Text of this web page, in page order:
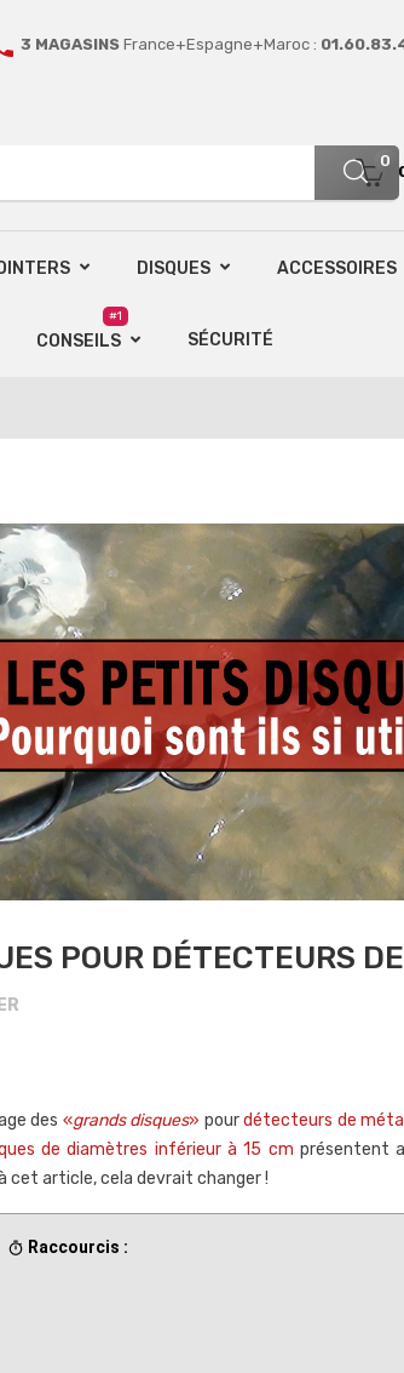
3 MAGASINS France+Espagne+Maroc :
0
DISQUES ACCESSOIRES
CONSEILS
#1
SÉCURITÉ
POUR DÉTECTEURS
des «grands disques» pourdétecteurs de
de diamètres inférieur à 15 cm présentent
cet article, cela devrait changer !
timer Raccourcis :